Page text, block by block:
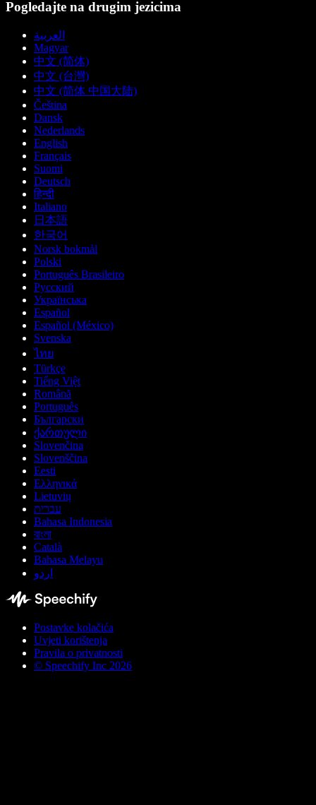
Pogledajte na drugim jezicima
العربية
Magyar
中文 (简体)
中文 (台灣)
中文 (简体 中国大陆)
Čeština
Dansk
Nederlands
English
Français
Suomi
Deutsch
हिन्दी
Italiano
日本語
한국어
Norsk bokmål
Polski
Português Brasileiro
Русский
Українська
Español
Español (México)
Svenska
ไทย
Türkçe
Tiếng Việt
Română
Português
Български
ქართული
Slovenčina
Slovenščina
Eesti
Ελληνικά
Lietuvių
עברית
Bahasa Indonesia
বাংলা
Català
Bahasa Melayu
اردو
Postavke kolačića
Uvjeti korištenja
Pravila o privatnosti
© Speechify Inc 2026